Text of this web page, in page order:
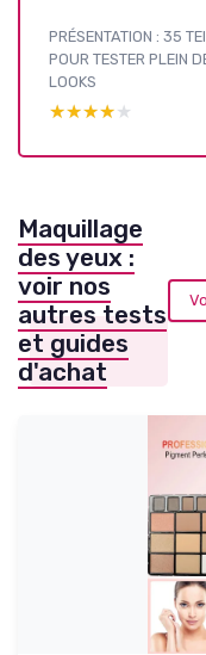
PRÉSENTATION : 35
POUR TESTER PLEIN
LOOKS
★★★★★
★★★★★
Maquillage
des yeux :
voir nos
autres tests
et guides
d'achat